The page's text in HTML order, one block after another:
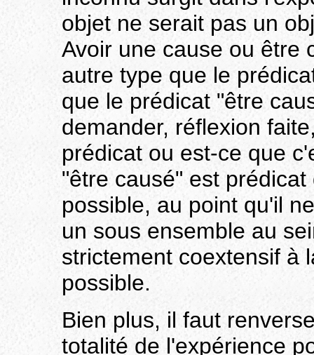
objet ne serait pas un
Avoir une cause ou être
autre type que le
que le prédicat "être
demander, réflexion
prédicat ou est-ce que
"être causé" est
possible, au point qu'il
un sous ensemble au
strictement coextensif à
possible.
Bien plus, il faut
totalité de l'expérience